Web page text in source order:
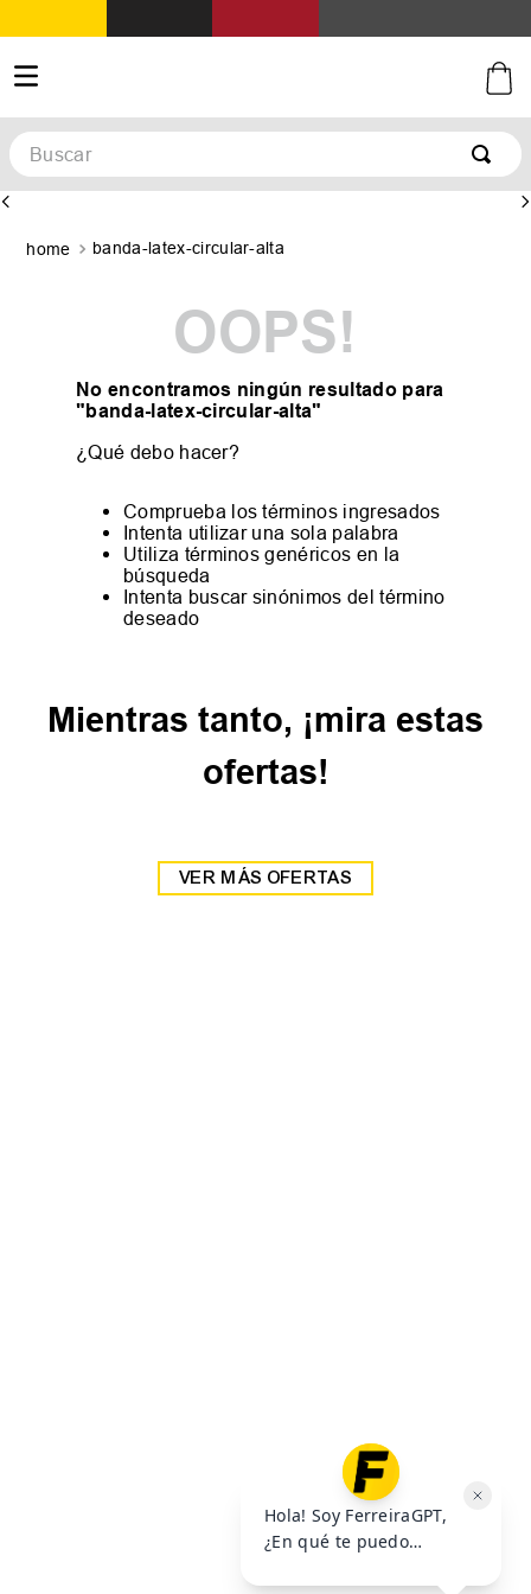
Buscar
OOPS!
No encontramos ningún resultado para
¿Qué debo hacer?
Comprueba los términos ingresados
Intenta utilizar una sola palabra
Utiliza términos genéricos en la
búsqueda
Intenta buscar sinónimos del término
Mientras tanto, ¡mira estas
ofertas!
VER MÁS OFERTAS